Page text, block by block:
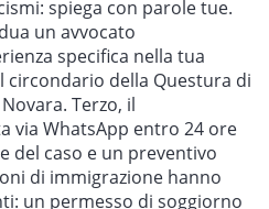
spiega con parole tue.
un avvocato
specifica nella tua
circondario della Questura di
Terzo, il
via WhatsApp entro 24 ore
del caso e un preventivo
di immigrazione hanno
un permesso di soggiorno